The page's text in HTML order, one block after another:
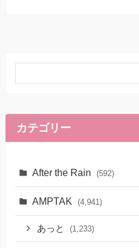
カテゴリー
After the Rain (592)
AMPTAK (4,941)
あっと (1,233)